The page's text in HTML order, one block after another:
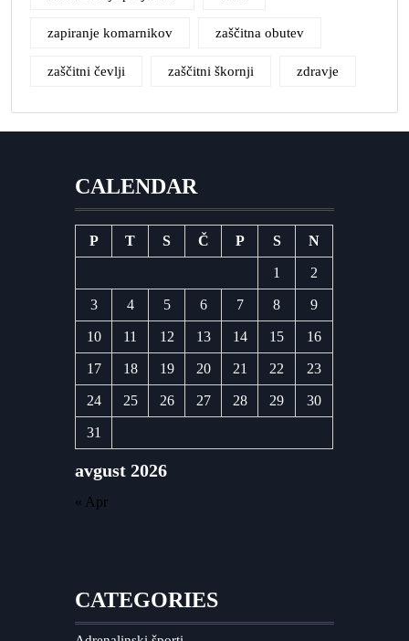
zapiranje komarnikov zaščitna obutev
zaščitni čevlji zaščitni škornji zdravje
CALENDAR
avgust 2026
P T S Č P S N
1 2
3 4 5 6 7 8 9
10 11 12 13 14 15 16
17 18 19 20 21 22 23
24 25 26 27 28 29 30
31
« Apr
CATEGORIES